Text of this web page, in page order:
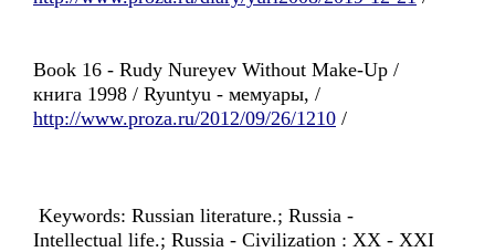
Book 16 - Rudy Nureyev Without Make-Up /
книга 1998 / Ryuntyu - мемуары, /
http://www.proza.ru/2012/09/26/1210 /
Keywords: Russian literature.; Russia -
Intellectual life.; Russia - Civilization : XX - XXI